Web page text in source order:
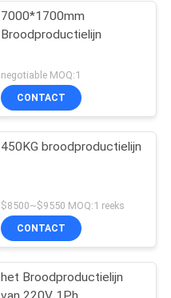
7000*1700mm
Broodproductielijn
negotiable MOQ:1
CONTACT
450KG broodproductielijn
$8500~$9550 MOQ:1 reeks
CONTACT
het Broodproductielijn